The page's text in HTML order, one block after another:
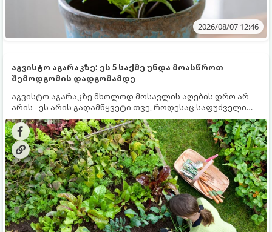
2026/08/07 12:46
აგვისტო აგარაკზე: ეს 5 საქმე უნდა მოასწროთ
შემოდგომის დადგომამდე
აგვისტო აგარაკზე მხოლოდ მოსავლის აღების დრო არ
არის - ეს არის გადამწყვეტი თვე, როდესაც საფუძველი
ეყრება მომავალი წლის მოსავალს და ბაღი მზადდება
შემოდგომა-ზამთრის სეზონისთვის. იმისათვის, რომ
ნიადაგმა ენერგია აღიდგინოს, ხოლო მცენარეებმა
ზამთარს გაუძლონ, აგვისტოს ბოლომდე 5
მნიშვნელოვანი საქმის გაკეთება უნდა მოასწროთ: